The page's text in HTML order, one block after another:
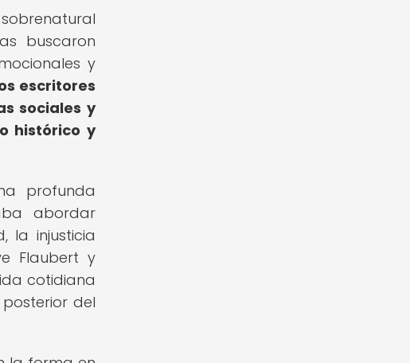
buscaron
y
escritores
sociales y
histórico y
profunda
abordar
la injusticia
Flaubert y
cotidiana
del